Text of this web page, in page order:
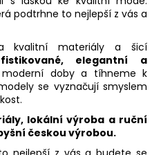
podtrhne to nejlepší z vás a
kvalitní materiály a šicí
elegantní a
moderní doby a tíhneme k
se vyznačují smyslem
lokální výroba a ruční
českou výrobou.